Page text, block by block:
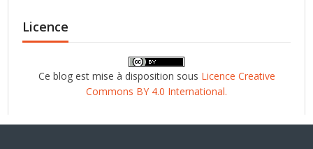
Licence
Ce blog est mise à disposition sous Licence Creative
Commons BY 4.0 International.